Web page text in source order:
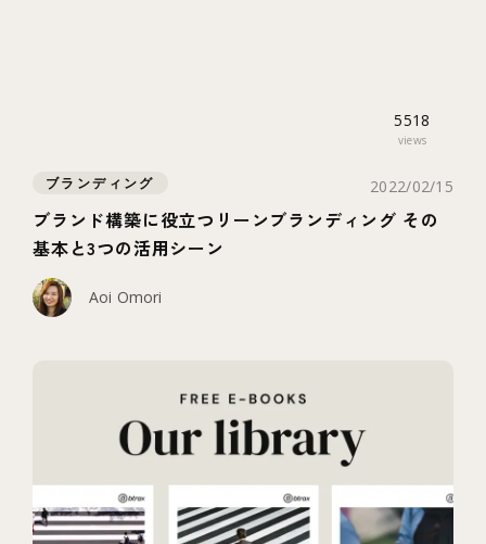
5518
views
ブランディング 2022/02/15
ブランド構築に役立つリーンブランディング その
基本と3つの活用シーン
Aoi Omori